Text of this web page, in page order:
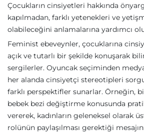
Çocukların cinsiyetleri hakkında
kapılmadan, farklı yetenekleri ve
olabileceğini anlamalarına yardımcı
Feminist ebeveynler, çocuklarına
açık ve tutarlı bir şekilde konuşarak
sergilerler. Oyuncak seçiminden
her alanda cinsiyetçi stereotipleri
farklı perspektifler sunarlar. Örneğin,
bebek bezi değiştirme konusunda
vererek, kadınların geleneksel olarak
rolünün paylaşılması gerektiği